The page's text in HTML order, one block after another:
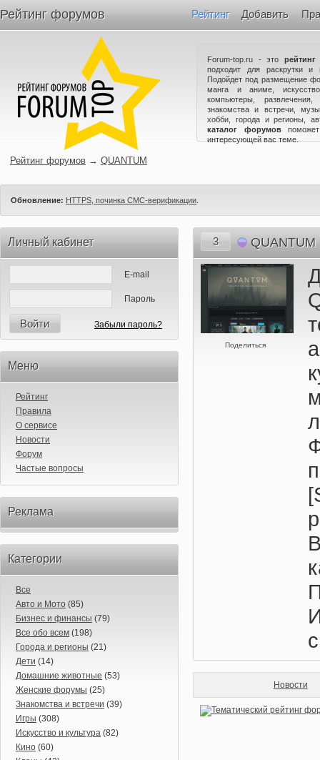
Рейтинг форумов Рейтинг Добавить
Forum-top.ru - это
подходит для раскрутки и
Подойдет под размещение
манга и аниме,
компьютеры,
знакомства и встречи,
хобби, города и регионы,
каталог форумов
интересующей вас теме.
Рейтинг форумов → QUANTUM
Обновление: HTTPS, починка СМС-верификации
Личный кабинет
E-mail
Пароль
Войти Забыли пароль?
Меню
Рейтинг
Правила
О сервисе
Новости
Форум
Частые вопросы
Реклама
Категории
Все
Авто и Мото (85)
Бизнес и финансы (79)
Все обо всем (198)
Города и регионы (21)
Дети (14)
Домашние животные (53)
Женские форумы (25)
Знакомства и встречи (39)
Игры (308)
Искусство и культура (82)
Кино (60)
3 QUANTUM
Поделиться
Новости